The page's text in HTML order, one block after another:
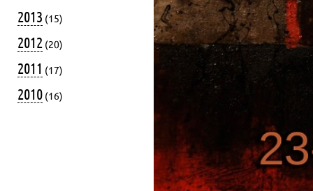
2013 (15)
2012 (20)
2011 (17)
2010 (16)